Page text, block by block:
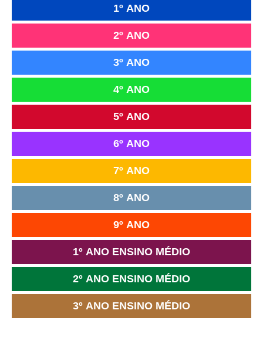
1º ANO
2º ANO
3º ANO
4º ANO
5º ANO
6º ANO
7º ANO
8º ANO
9º ANO
1º ANO ENSINO MÉDIO
2º ANO ENSINO MÉDIO
3º ANO ENSINO MÉDIO